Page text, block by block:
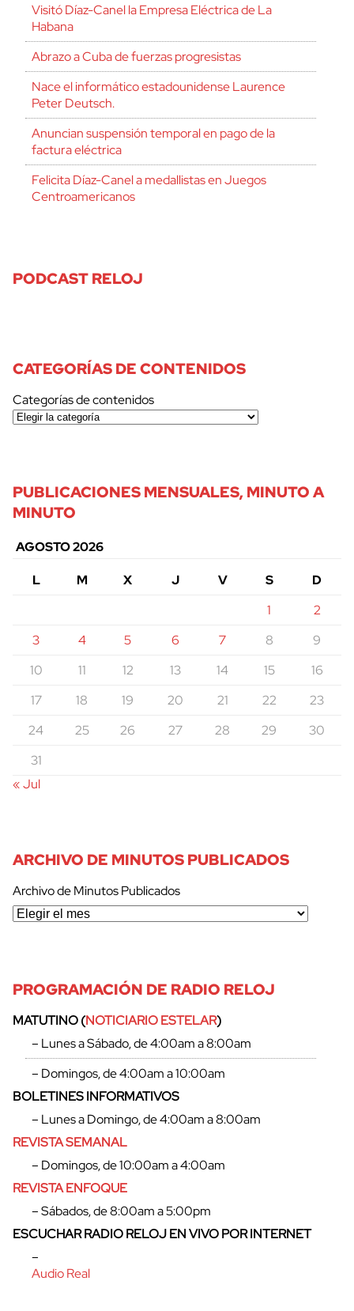
Visitó Díaz-Canel la Empresa Eléctrica de La
Habana
Abrazo a Cuba de fuerzas progresistas
Nace el informático estadounidense Laurence
Peter Deutsch.
Anuncian suspensión temporal en pago de la
factura eléctrica
Felicita Díaz-Canel a medallistas en Juegos
Centroamericanos
PODCAST RELOJ
CATEGORÍAS DE CONTENIDOS
Categorías de contenidos
PUBLICACIONES MENSUALES, MINUTO A
MINUTO
AGOSTO 2026
L
M X J V S
D
1
2
3
4 5 6 7 8
9
10
11 12 13 14 15
16
17
18 19 20 21 22
23
24
25 26 27 28 29
30
31
« Jul
ARCHIVO DE MINUTOS PUBLICADOS
Archivo de Minutos Publicados
PROGRAMACIÓN DE RADIO RELOJ
MATUTINO (NOTICIARIO ESTELAR)
– Lunes a Sábado, de 4:00am a 8:00am
– Domingos, de 4:00am a 10:00am
BOLETINES INFORMATIVOS
– Lunes a Domingo, de 4:00am a 8:00am
REVISTA SEMANAL
– Domingos, de 10:00am a 4:00am
REVISTA ENFOQUE
– Sábados, de 8:00am a 5:00pm
ESCUCHAR RADIO RELOJ EN VIVO POR INTERNET
–
Audio Real